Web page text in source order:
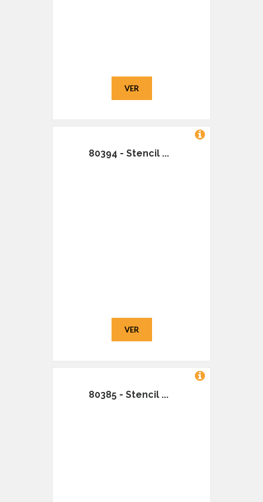
VER
80394 - Stencil ...
VER
80385 - Stencil ...